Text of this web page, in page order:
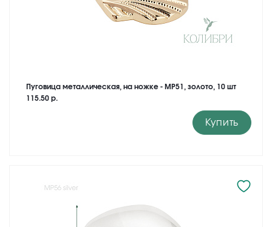
Пуговица металлическая, на ножке - MP51, золото, 10 шт
115.50 р.
Купить